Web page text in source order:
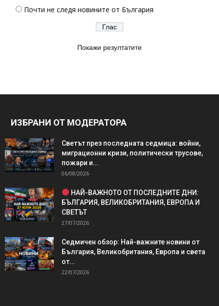
Почти не следя новините от България
Покажи резултатите
ИЗБРАНИ ОТ МОДЕРАТОРА
Светът през последната седмица: войни,
миграционни кризи, политически трусове,
пожари и...
06/08/2026
НАЙ-ВАЖНОТО ОТ ПОСЛЕДНИТЕ ДНИ:
БЪЛГАРИЯ, ВЕЛИКОБРИТАНИЯ, ЕВРОПА И
СВЕТЪТ
27/07/2026
Седмичен обзор: Най-важните новини от
България, Великобритания, Европа и света
от...
22/07/2026